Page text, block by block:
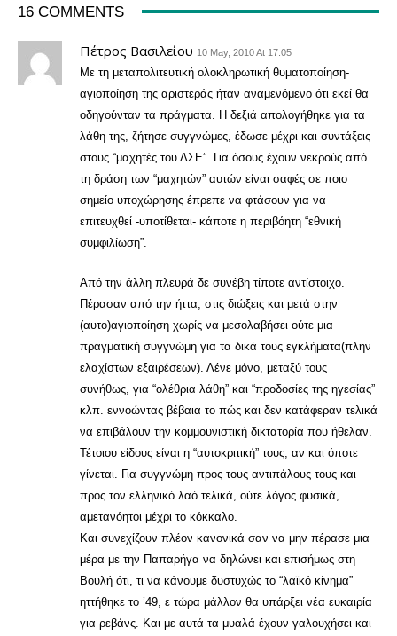
16 COMMENTS
Πέτρος Βασιλείου 10 May, 2010 At 17:05
Με τη μεταπολιτευτική ολοκληρωτική θυματοποίηση-
αγιοποίηση της αριστεράς ήταν αναμενόμενο ότι εκεί θα
οδηγούνταν τα πράγματα. Η δεξιά απολογήθηκε για τα
λάθη της, ζήτησε συγγνώμες, έδωσε μέχρι και συντάξεις
στους “μαχητές του ΔΣΕ”. Για όσους έχουν νεκρούς από
τη δράση των “μαχητών” αυτών είναι σαφές σε ποιο
σημείο υποχώρησης έπρεπε να φτάσουν για να
επιτευχθεί -υποτίθεται- κάποτε η περιβόητη “εθνική
συμφιλίωση”.
Από την άλλη πλευρά δε συνέβη τίποτε αντίστοιχο.
Πέρασαν από την ήττα, στις διώξεις και μετά στην
(αυτο)αγιοποίηση χωρίς να μεσολαβήσει ούτε μια
πραγματική συγγνώμη για τα δικά τους εγκλήματα(πλην
ελαχίστων εξαιρέσεων). Λένε μόνο, μεταξύ τους
συνήθως, για “ολέθρια λάθη” και “προδοσίες της ηγεσίας”
κλπ. εννοώντας βέβαια το πώς και δεν κατάφεραν τελικά
να επιβάλουν την κομμουνιστική δικτατορία που ήθελαν.
Τέτοιου είδους είναι η “αυτοκριτική” τους, αν και όποτε
γίνεται. Για συγγνώμη προς τους αντιπάλους τους και
προς τον ελληνικό λαό τελικά, ούτε λόγος φυσικά,
αμετανόητοι μέχρι το κόκκαλο.
Και συνεχίζουν πλέον κανονικά σαν να μην πέρασε μια
μέρα με την Παπαρήγα να δηλώνει και επισήμως στη
Βουλή ότι, τι να κάνουμε δυστυχώς το “λαϊκό κίνημα”
ηττήθηκε το ’49, ε τώρα μάλλον θα υπάρξει νέα ευκαιρία
για ρεβάνς. Και με αυτά τα μυαλά έχουν γαλουχήσει και